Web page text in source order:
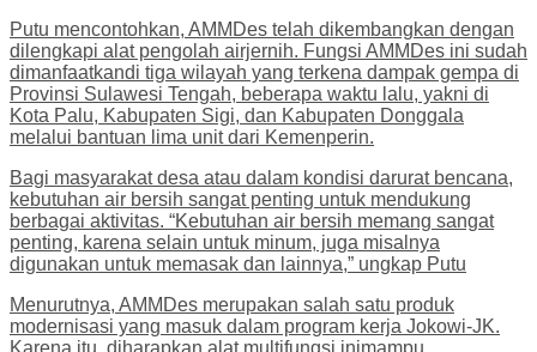
Putu mencontohkan, AMMDes telah dikembangkan dengan
dilengkapi alat pengolah airjernih. Fungsi AMMDes ini sudah
dimanfaatkandi tiga wilayah yang terkena dampak gempa di
Provinsi Sulawesi Tengah, beberapa waktu lalu, yakni di
Kota Palu, Kabupaten Sigi, dan Kabupaten Donggala
melalui bantuan lima unit dari Kemenperin.
Bagi masyarakat desa atau dalam kondisi darurat bencana,
kebutuhan air bersih sangat penting untuk mendukung
berbagai aktivitas. “Kebutuhan air bersih memang sangat
penting, karena selain untuk minum, juga misalnya
digunakan untuk memasak dan lainnya,” ungkap Putu
Menurutnya, AMMDes merupakan salah satu produk
modernisasi yang masuk dalam program kerja Jokowi-JK.
Karena itu, diharapkan alat multifungsi inimampu